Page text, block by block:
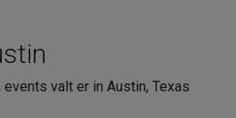
valt er in Austin, Texas